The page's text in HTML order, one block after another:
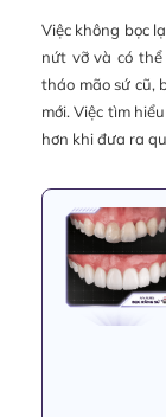
Việc không bọc
nứt vỡ và có
tháo mão sứ cũ,
mới. Việc tìm hiểu
hơn khi đưa ra